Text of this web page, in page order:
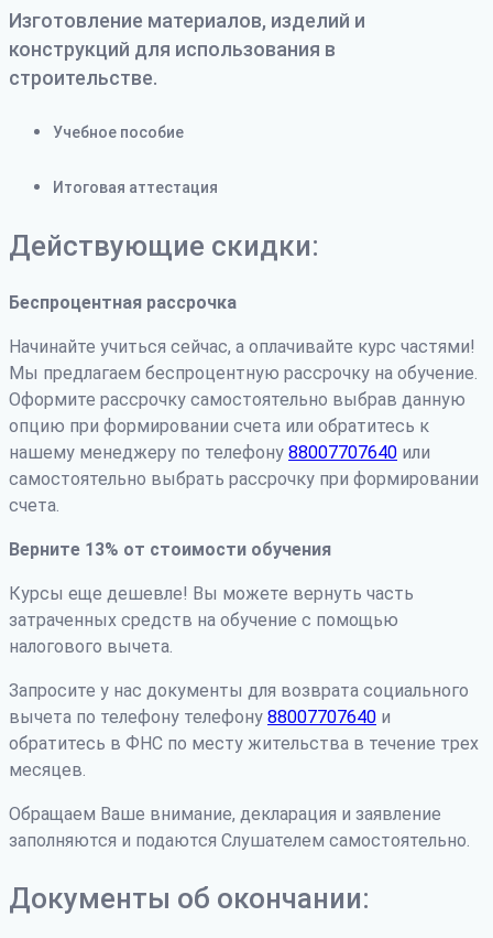
Изготовление материалов, изделий и
конструкций для использования в
строительстве.
Учебное пособие
Итоговая аттестация
Действующие скидки:
Беспроцентная рассрочка
Начинайте учиться сейчас, а оплачивайте курс частями!
Мы предлагаем беспроцентную рассрочку на обучение.
Оформите рассрочку самостоятельно выбрав данную
опцию при формировании счета или обратитесь к
нашему менеджеру по телефону 88007707640 или
самостоятельно выбрать рассрочку при формировании
счета.
Верните 13% от стоимости обучения
Курсы еще дешевле! Вы можете вернуть часть
затраченных средств на обучение с помощью
налогового вычета.
Запросите у нас документы для возврата социального
вычета по телефону телефону 88007707640 и
обратитесь в ФНС по месту жительства в течение трех
месяцев.
Обращаем Ваше внимание, декларация и заявление
заполняются и подаются Слушателем самостоятельно.
Документы об окончании: